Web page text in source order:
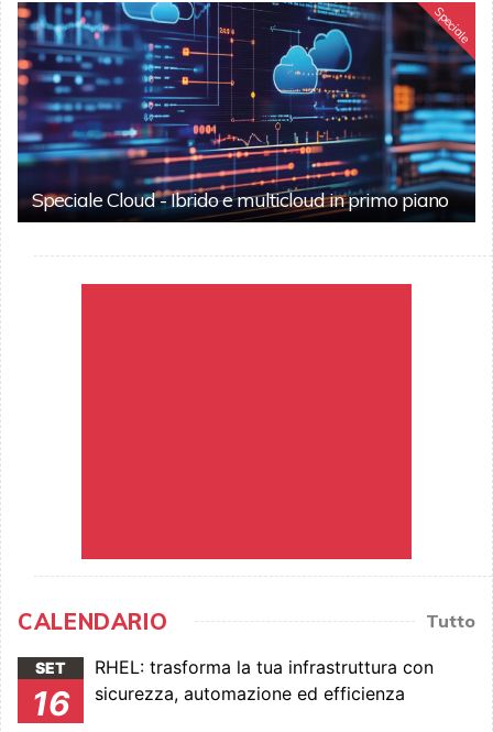
Speciale
Speciale Cloud - Ibrido e multicloud in primo piano
CALENDARIO Tutto
SET
16
RHEL: trasforma la tua infrastruttura con
sicurezza, automazione ed efficienza